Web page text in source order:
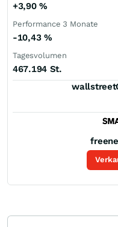
+3,90%
Performance 3 Monate
-10,43 %
Tagesvolumen
467.194 St.